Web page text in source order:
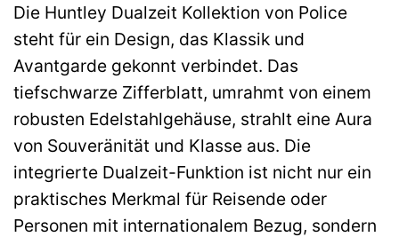
Die Huntley Dualzeit Kollektion von Police
steht für ein Design, das Klassik und
Avantgarde gekonnt verbindet. Das
tiefschwarze Zifferblatt, umrahmt von einem
robusten Edelstahlgehäuse, strahlt eine Aura
von Souveränität und Klasse aus. Die
integrierte Dualzeit-Funktion ist nicht nur ein
praktisches Merkmal für Reisende oder
Personen mit internationalem Bezug, sondern